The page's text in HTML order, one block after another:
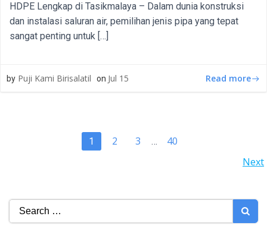
HDPE Lengkap di Tasikmalaya – Dalam dunia konstruksi
dan instalasi saluran air, pemilihan jenis pipa yang tepat
sangat penting untuk […]
by Puji Kami Birisalatil on Jul 15 Read more
Page
1 Page
2 Page
3 … Page
40
NAVIGATION
Next
Search